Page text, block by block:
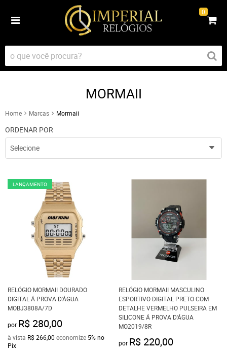
0
MORMAII
Home Marcas Mormaii
ORDENAR POR
Selecione
LANÇAMENTO
RELÓGIO MORMAII DOURADO
DIGITAL Á PROVA D'ÁGUA
MOBJ3808A/7D
por R$ 280,00
à vista R$ 266,00 economize 5%no
Pix
RELÓGIO MORMAII MASCULINO
ESPORTIVO DIGITAL PRETO COM
DETALHE VERMELHO PULSEIRA EM
SILICONE Á PROVA D'ÁGUA
MO2019/8R
por R$ 220,00